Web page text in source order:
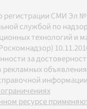
регистрации СМИ Эл
службой по
технологий и
за
ресурсе